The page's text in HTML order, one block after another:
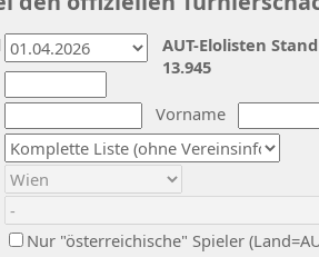
Vorname
Nur "österreichische" Spieler
AUT-Elolisten
13.945